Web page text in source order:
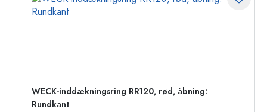
WECK-inddækningsring RR120, rød, åbning:
Rundkant